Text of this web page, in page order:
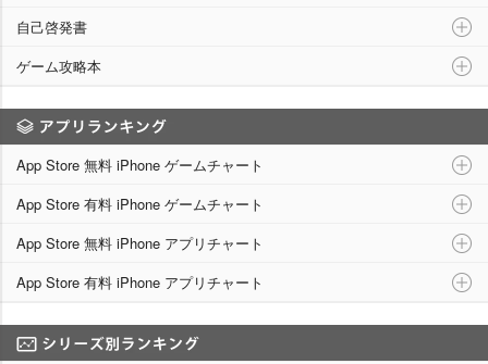
自己啓発書
ゲーム攻略本
App Store 無料 iPhone ゲームチャート
App Store 有料 iPhone ゲームチャート
App Store 無料 iPhone アプリチャート
App Store 有料 iPhone アプリチャート